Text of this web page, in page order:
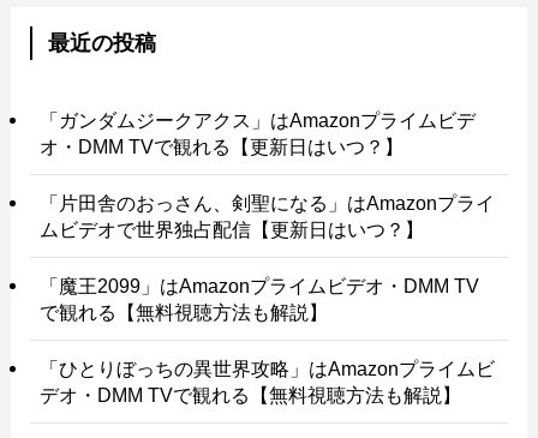
最近の投稿
「ガンダムジークアクス」はAmazonプライムビデ
オ・DMM TVで観れる【更新日はいつ？】
「片田舎のおっさん、剣聖になる」はAmazonプライ
ムビデオで世界独占配信【更新日はいつ？】
「魔王2099」はAmazonプライムビデオ・DMM TV
で観れる【無料視聴方法も解説】
「ひとりぼっちの異世界攻略」はAmazonプライムビ
デオ・DMM TVで観れる【無料視聴方法も解説】